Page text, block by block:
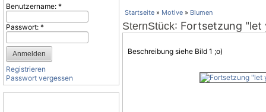
Benutzername: *
Passwort: *
Registrieren
Passwort vergessen
Startseite » Motive » Blumen
SternStück: Fortsetzung "let
Beschreibung siehe Bild 1 ;o)